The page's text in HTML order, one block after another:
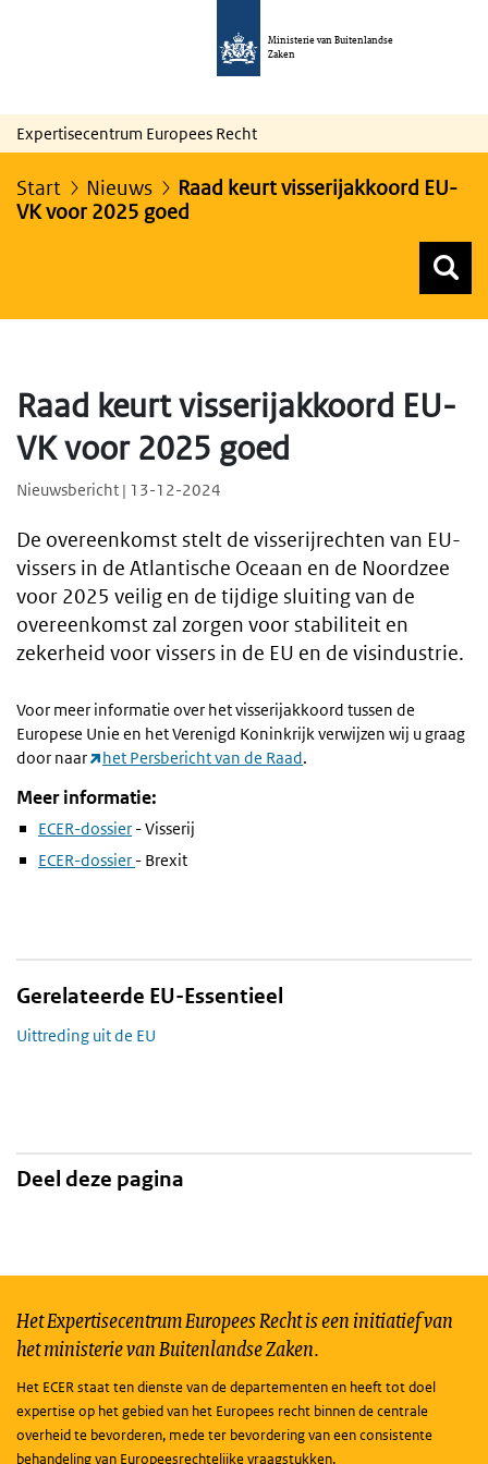
Ministerie van Buitenlandse
Zaken
Expertisecentrum Europees Recht
Start Nieuws
Raad keurt visserijakkoord EU-
VK voor 2025 goed
Raad keurt visserijakkoord EU-
VK voor 2025 goed
Nieuwsbericht | 13-12-2024
De overeenkomst stelt de visserijrechten van EU-
vissers in de Atlantische Oceaan en de Noordzee
voor 2025 veilig en de tijdige sluiting van de
overeenkomst zal zorgen voor stabiliteit en
zekerheid voor vissers in de EU en de visindustrie.
Voor meer informatie over het visserijakkoord tussen de
Europese Unie en het Verenigd Koninkrijk verwijzen wij u graag
door naar
het Persbericht van de Raad.
Meer informatie:
ECER-dossier - Visserij
ECER-dossier - Brexit
Gerelateerde EU-Essentieel
Uittreding uit de EU
Deel deze pagina
Het Expertisecentrum Europees Recht is een initiatief van
het ministerie van Buitenlandse Zaken.
Het ECER staat ten dienste van de departementen en heeft tot doel
expertise op het gebied van het Europees recht binnen de centrale
overheid te bevorderen, mede ter bevordering van een consistente
behandeling van Europeesrechtelijke vraagstukken.